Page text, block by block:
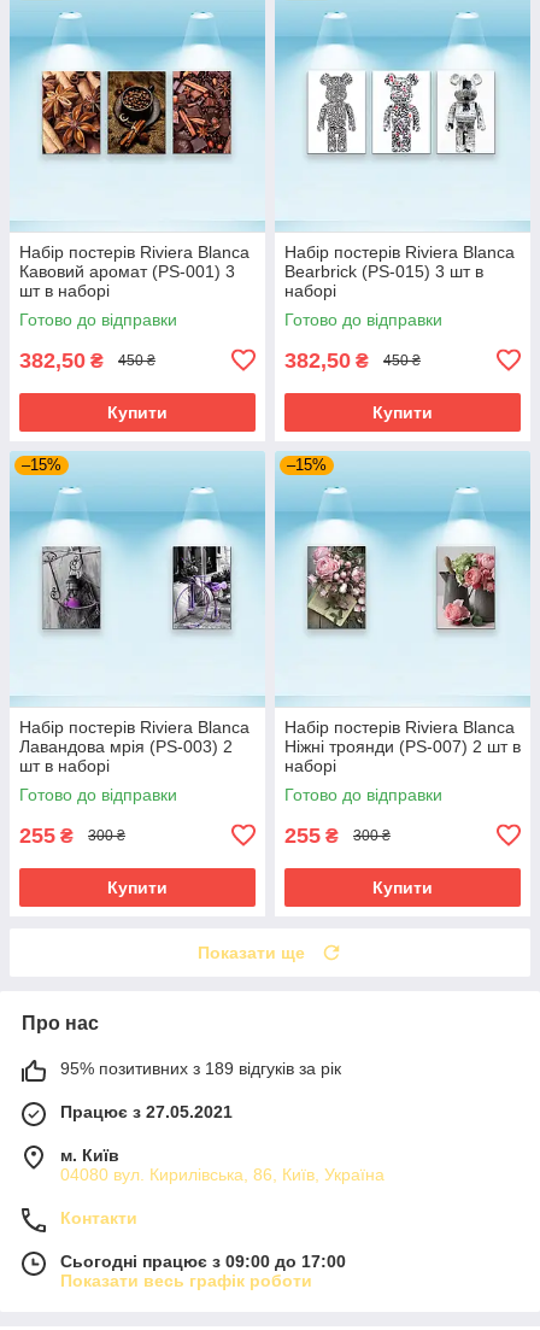
Набір постерів Riviera Blanca
Кавовий аромат (PS-001) 3
шт в наборі
Готово до відправки
382,50 ₴ 450 ₴
Купити
Набір постерів Riviera Blanca
Bearbrick (PS-015) 3 шт в
наборі
Готово до відправки
382,50 ₴ 450 ₴
Купити
–15%
Набір постерів Riviera Blanca
Лавандова мрія (PS-003) 2
шт в наборі
Готово до відправки
255 ₴ 300 ₴
Купити
–15%
Набір постерів Riviera Blanca
Ніжні троянди (PS-007) 2 шт в
наборі
Готово до відправки
255 ₴ 300 ₴
Купити
Показати ще
Про нас
95% позитивних з 189 відгуків за рік
Працює з 27.05.2021
м. Київ
04080 вул. Кирилівська, 86, Київ, Україна
Контакти
Сьогодні працює з 09:00 до 17:00
Показати весь графік роботи